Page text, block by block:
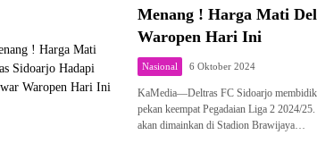
Menang ! Harga Mati
Waropen Hari Ini
Nasional 6 Oktober 2024
KaMedia—Deltras FC Sidoarjo membidik
pekan keempat Pegadaian Liga 2 2024/
akan dimainkan di Stadion Brawijaya…